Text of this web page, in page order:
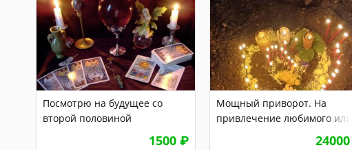
Посмотрю на будущее со
второй половиной
1500 ₽
Мощный приворот. На
привлечение любимого или
любимую. Без последствий.
24000